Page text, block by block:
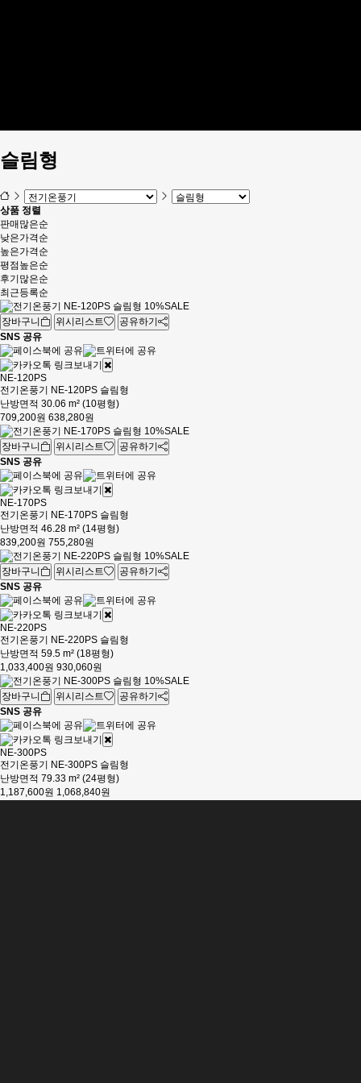
슬림형
상품 정렬
판매많은순
낮은가격순
높은가격순
평점높은순
후기많은순
최근등록순
10%SALE
장바구니
위시리스트
공유하기
SNS 공유
NE-120PS
전기온풍기 NE-120PS 슬림형
난방면적 30.06 m² (10평형)
709,200원 638,280원
10%SALE
장바구니
위시리스트
공유하기
SNS 공유
NE-170PS
전기온풍기 NE-170PS 슬림형
난방면적 46.28 m² (14평형)
839,200원 755,280원
10%SALE
장바구니
위시리스트
공유하기
SNS 공유
NE-220PS
전기온풍기 NE-220PS 슬림형
난방면적 59.5 m² (18평형)
1,033,400원 930,060원
10%SALE
장바구니
위시리스트
공유하기
SNS 공유
NE-300PS
전기온풍기 NE-300PS 슬림형
난방면적 79.33 m² (24평형)
1,187,600원 1,068,840원